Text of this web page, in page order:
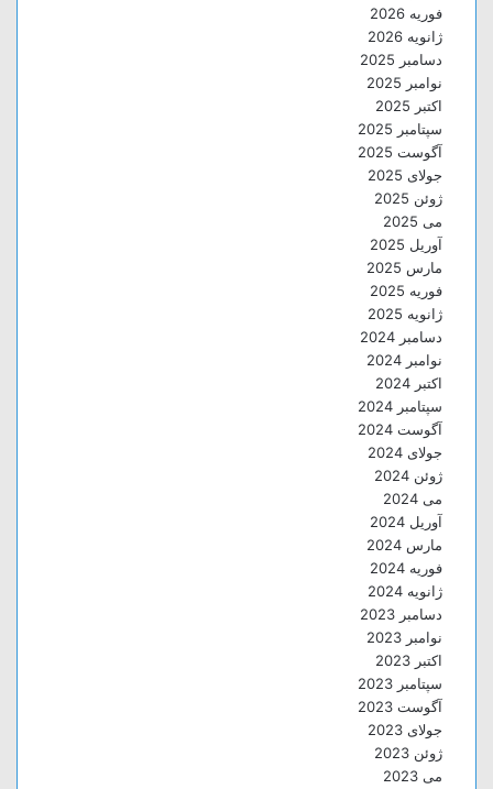
فوریه 2026
ژانویه 2026
دسامبر 2025
نوامبر 2025
اکتبر 2025
سپتامبر 2025
آگوست 2025
جولای 2025
ژوئن 2025
می 2025
آوریل 2025
مارس 2025
فوریه 2025
ژانویه 2025
دسامبر 2024
نوامبر 2024
اکتبر 2024
سپتامبر 2024
آگوست 2024
جولای 2024
ژوئن 2024
می 2024
آوریل 2024
مارس 2024
فوریه 2024
ژانویه 2024
دسامبر 2023
نوامبر 2023
اکتبر 2023
سپتامبر 2023
آگوست 2023
جولای 2023
ژوئن 2023
می 2023